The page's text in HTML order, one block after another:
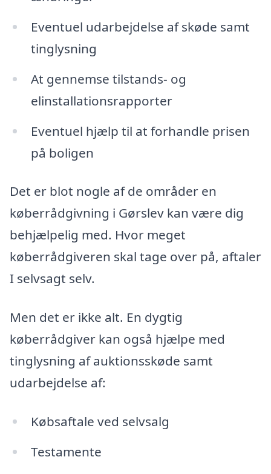
Eventuel udarbejdelse af skøde samt
tinglysning
At gennemse tilstands- og
elinstallationsrapporter
Eventuel hjælp til at forhandle prisen
på boligen
Det er blot nogle af de områder en
køberrådgivning i Gørslev kan være dig
behjælpelig med. Hvor meget
køberrådgiveren skal tage over på, aftaler
I selvsagt selv.
Men det er ikke alt. En dygtig
køberrådgiver kan også hjælpe med
tinglysning af auktionsskøde samt
udarbejdelse af:
Købsaftale ved selvsalg
Testamente